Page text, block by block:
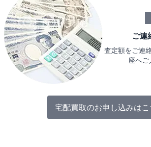
ご連
査定額をご連
座へご
宅配買取のお申し込みはこ